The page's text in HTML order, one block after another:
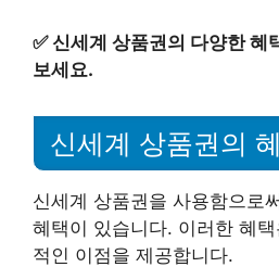
✅신세계 상품권의 다양한 혜
보세요.
신세계 상품권의
신세계 상품권을 사용함으로
혜택이 있습니다. 이러한 혜
적인 이점을 제공합니다.